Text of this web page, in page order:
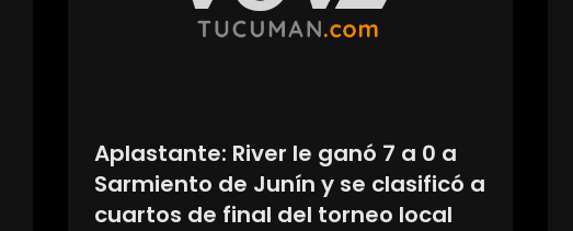
Aplastante: River le ganó 7 a 0 a
Sarmiento de Junín y se clasificó a
cuartos de final del torneo local